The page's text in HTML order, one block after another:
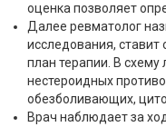
оценка позволяет
Далее ревматолог
исследования, ставит
план терапии. В
нестероидных
обезболивающих,
Врач наблюдает за